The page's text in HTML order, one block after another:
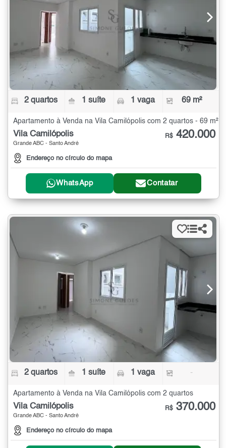
2 quartos 1 suíte 1 vaga 69 m²
Apartamento à Venda na Vila Camilópolis com 2 quartos - 69 m²
Vila Camilópolis
Grande ABC - Santo André
Endereço no círculo do mapa
R$ 420.000
WhatsApp Contatar
2 quartos 1 suíte 1 vaga -
Apartamento à Venda na Vila Camilópolis com 2 quartos
Vila Camilópolis
Grande ABC - Santo André
Endereço no círculo do mapa
R$ 370.000